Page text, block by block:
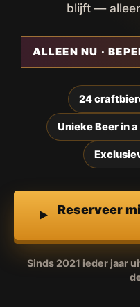
blijft —
ALLEEN NU ·
24
Unieke Beer in
Reserveer
Sinds 2021 ieder jaar